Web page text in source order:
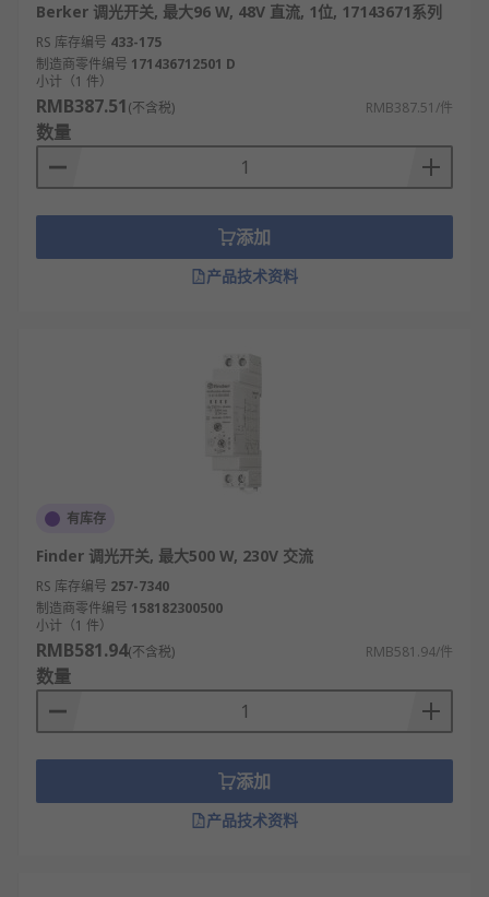
Berker 调光开关, 最大96 W, 48V 直流, 1位, 17143671系列
RS 库存编号 433-175
制造商零件编号 171436712501 D
小计（1 件）
RMB387.51(不含税) RMB387.51/件
数量
添加
产品技术资料
有库存
Finder 调光开关, 最大500 W, 230V 交流
RS 库存编号 257-7340
制造商零件编号 158182300500
小计（1 件）
RMB581.94(不含税) RMB581.94/件
数量
添加
产品技术资料